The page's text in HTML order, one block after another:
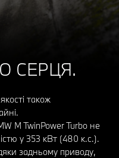
СЕРЦЯ.
також
M TwinPower Turbo не
у 353 кВт (480 к.с.).
задньому приводу,